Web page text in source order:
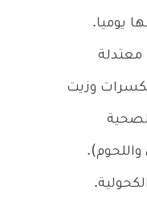
يوميا.
معتدلة
وزيت
واللحوم).